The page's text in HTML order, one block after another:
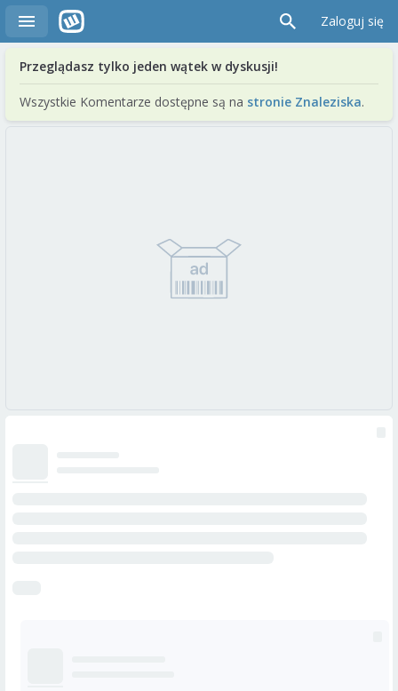
Zaloguj się
Przeglądasz tylko jeden wątek w dyskusji!
Wszystkie Komentarze dostępne są na stronie Znaleziska.